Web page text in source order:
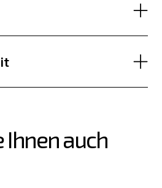
Ihnen auch